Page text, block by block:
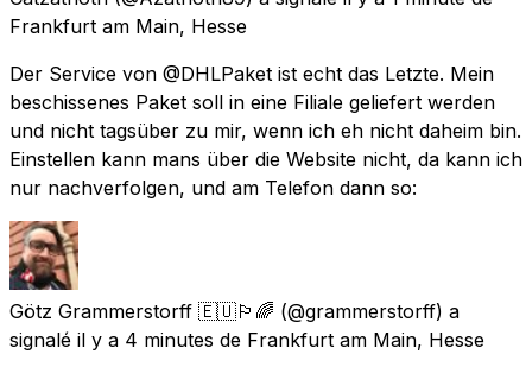
Frankfurt am Main, Hesse
Der Service von @DHLPaket ist echt das Letzte. Mein
beschissenes Paket soll in eine Filiale geliefert werden
und nicht tagsüber zu mir, wenn ich eh nicht daheim bin.
Einstellen kann mans über die Website nicht, da kann ich
nur nachverfolgen, und am Telefon dann so:
Götz Grammerstorff 🇪🇺🏳️‍🌈 (@grammerstorff) a
signalé il y a 4 minutes de Frankfurt am Main, Hesse